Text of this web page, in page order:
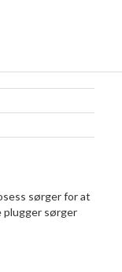
sørger for at
plugger sørger